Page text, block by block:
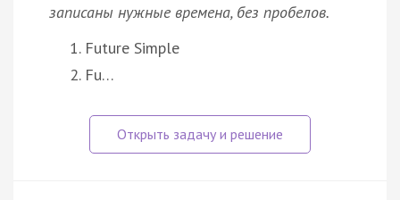
записаны нужные времена, без пробелов.
Future Simple
Fu…